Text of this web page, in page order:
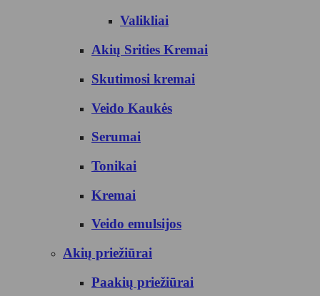
Valikliai
Akių Srities Kremai
Skutimosi kremai
Veido Kaukės
Serumai
Tonikai
Kremai
Veido emulsijos
Akių priežiūrai
Paakių priežiūrai